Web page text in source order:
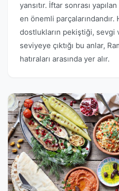
yansıtır. İftar sonrası
en önemli parçalarındandır.
dostlukların pekiştiği, sevgi
seviyeye çıktığı bu anlar,
hatıraları arasında yer alır.